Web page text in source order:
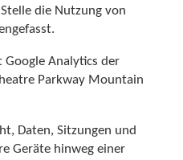
die Nutzung von
Google Analytics der
Parkway Mountain
Daten, Sitzungen und
Geräte hinweg einer